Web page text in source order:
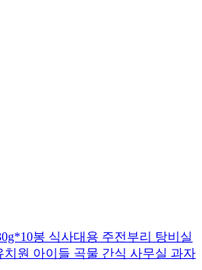
봉 식사대용 주전부리 탕비실
원 아이들 곡물 간식 사무실 과자